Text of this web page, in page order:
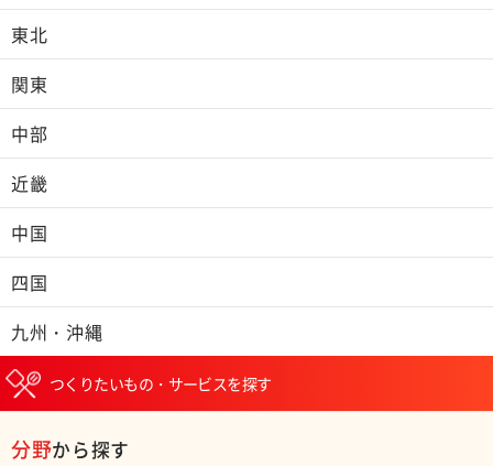
東北
関東
中部
近畿
中国
四国
九州・沖縄
つくりたいもの・サービスを探す
分野から探す